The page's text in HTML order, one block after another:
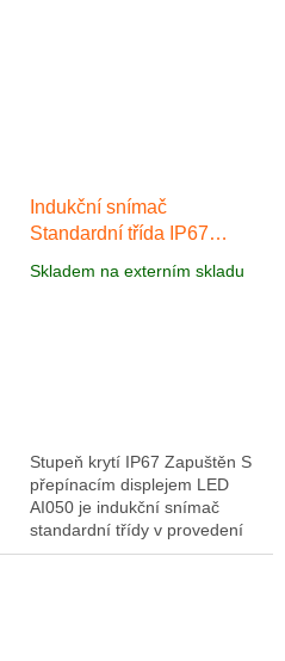
Indukční snímač
Standardní třída IP67
AI050
Skladem na externím skladu
Stupeň krytí IP67 Zapuštěn S
přepínacím displejem LED
AI050 je indukční snímač
standardní třídy v provedení
M8 se zvýšenou spínací